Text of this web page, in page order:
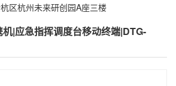
区杭州未来研创园A座三楼
|应急指挥调度台移动终端|DTG-